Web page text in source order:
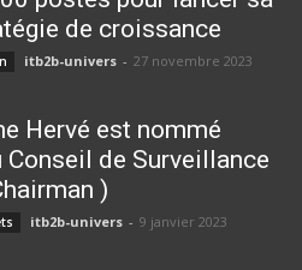
de croissance
itb2b-univers - 27 novembre 2023
Hervé est nommé
Conseil de Surveillance
)
itb2b-univers - 9 janvier 2023